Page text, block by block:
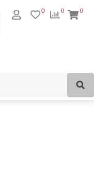
0
0 0